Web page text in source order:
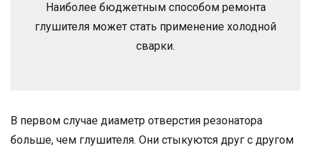
Наиболее бюджетным способом ремонта
глушителя может стать применение холодной
сварки.
В первом случае диаметр отверстия резонатора
больше, чем глушителя. Они стыкуются друг с другом